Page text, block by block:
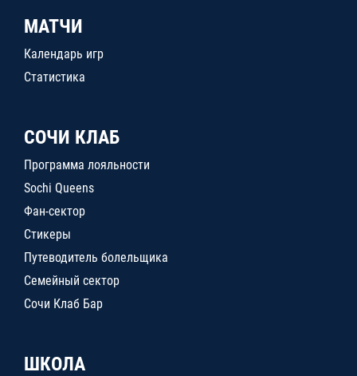
МАТЧИ
Календарь игр
Статистика
СОЧИ КЛАБ
Программа лояльности
Sochi Queens
Фан-сектор
Стикеры
Путеводитель болельщика
Семейный сектор
Сочи Клаб Бар
ШКОЛА